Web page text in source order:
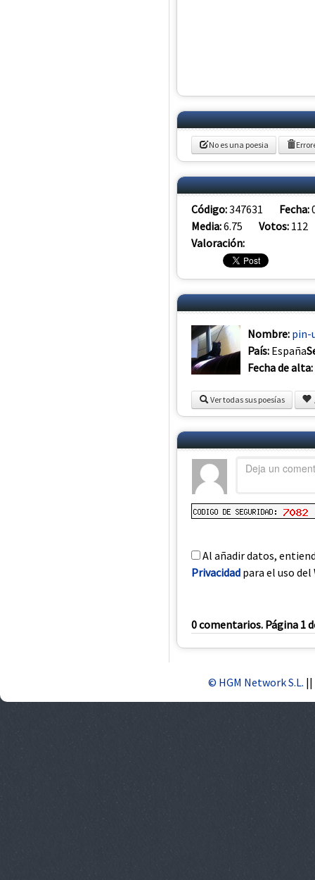
No es una poesia
Código:347631 Fecha:
Media:6.75 Votos: 112
Valoración:
Nombre: pin-
País: España
Fecha de alta:
Ver todas sus poesías
Al añadir datos,
Privacidad para el uso del
0 comentarios. Página 1
© HGM Network S.L. ||